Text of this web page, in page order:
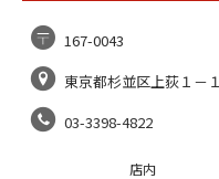
167-0043
東京都杉並区上荻１－
03-3398-4822
店内